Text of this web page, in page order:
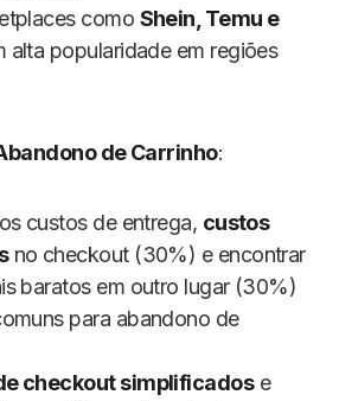
como Shein, Temu e
alta popularidade em regiões
de Carrinho:
custos de entrega, custos
no checkout (30%) e encontrar
baratos em outro lugar (30%)
para abandono de
checkout simplificadose